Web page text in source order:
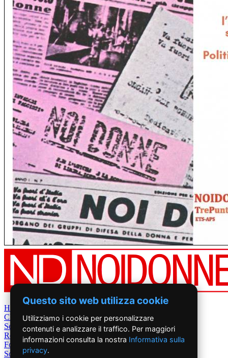
Home
Chi Siamo
Settimanale
Rete News
Foto&Video
Sostienici
Questo sito web utilizza cookie
Utilizziamo i cookie per personalizzare
contenuti e analizzare il traffico. Per maggiori
informazioni consulta la nostra Informativa sulla
privacy.